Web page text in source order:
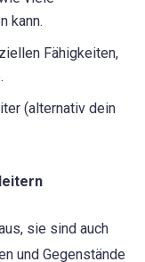
kann.
Fähigkeiten,
(alternativ dein
sie sind auch
und Gegenstände